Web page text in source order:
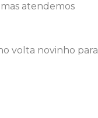
atendemos
volta novinho para